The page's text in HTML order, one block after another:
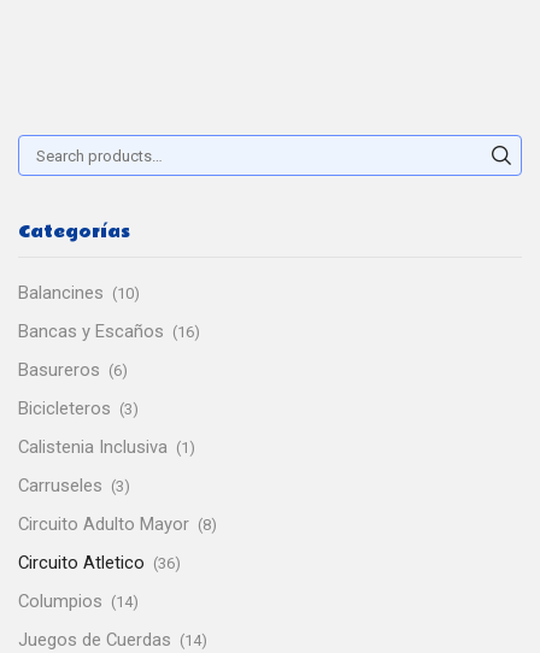
Buscar:
Categorías
Balancines (10)
Bancas y Escaños (16)
Basureros (6)
Bicicleteros (3)
Calistenia Inclusiva (1)
Carruseles (3)
Circuito Adulto Mayor (8)
Circuito Atletico (36)
Columpios (14)
Juegos de Cuerdas (14)